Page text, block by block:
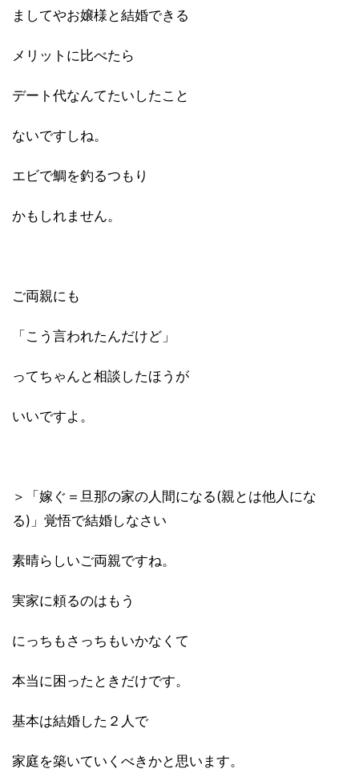
ましてやお嬢様と結婚できる
メリットに比べたら
デート代なんてたいしたこと
ないですしね。
エビで鯛を釣るつもり
かもしれません。
ご両親にも
「こう言われたんだけど」
ってちゃんと相談したほうが
いいですよ。
＞「嫁ぐ＝旦那の家の人間になる(親とは他人にな
る)」覚悟で結婚しなさい
素晴らしいご両親ですね。
実家に頼るのはもう
にっちもさっちもいかなくて
本当に困ったときだけです。
基本は結婚した２人で
家庭を築いていくべきかと思います。